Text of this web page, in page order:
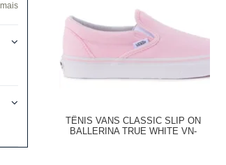
TÊNIS VANS CLASSIC SLIP ON
BALLERINA TRUE WHITE VN-